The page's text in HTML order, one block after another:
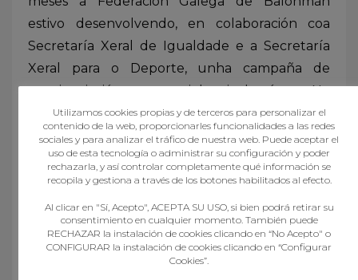
estivo desenvolvendo, en colaboración coa
Secretaría Xeral de Igualdade e a Secretaría
Xeral para o Deporte, unha campaña de
concienciación contra a violencia de xénero. No
torneo do Salnés porase punto e final a esta
campaña, con camisetas e globos de cor
violeta, invitaremos aos afeccionados a sumarse
á campaña e as e os árbitros pitarán co logo de
“NON” nas camisolas e os chifres serán de cor
morada. Ademais, como xa fixemos durante
estes meses con diferentes representantes do
Utilizamos cookies propias y de terceros para personalizar el
contenido de la web, proporcionarles funcionalidades a las redes
sociales y para analizar el tráfico de nuestra web. Puede aceptar el
uso de esta tecnología o administrar su configuración y poder
rechazarla, y así controlar completamente qué información se
recopila y gestiona a través de los botones habilitados al efecto.
Al clicar en "Sí, Acepto", ACEPTA SU USO, si bien podrá retirar su
consentimiento en cualquier momento. También puede
RECHAZAR la instalación de cookies clicando en “No Acepto" o
CONFIGURAR la instalación de cookies clicando en “Configurar
Cookies”.